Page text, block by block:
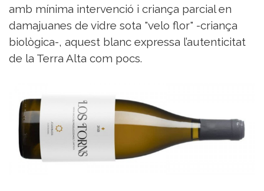
amb mínima intervenció i criança parcial en
damajuanes de vidre sota "velo flor" -criança
biològica-, aquest blanc expressa l’autenticitat
de la Terra Alta com pocs.